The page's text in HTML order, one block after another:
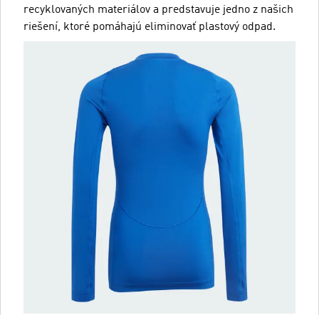
recyklovaných materiálov a predstavuje jedno z našich
riešení, ktoré pomáhajú eliminovať plastový odpad.